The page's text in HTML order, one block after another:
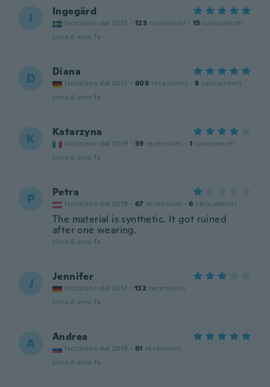
I Ingegärd
Iscrizione dal 2018 · 123 recensioni · 15 caricamenti
circa 6 anni fa
D Diana
Iscrizione dal 2015 · 609 recensioni · 8 caricamenti
circa 6 anni fa
K Katarzyna
Iscrizione dal 2019 · 39 recensioni · 1 caricamenti
circa 6 anni fa
P Petra
Iscrizione dal 2019 · 67 recensioni · 6 caricamenti
The material is synthetic. It got ruined
after one wearing.
circa 6 anni fa
J Jennifer
Iscrizione dal 2017 · 132 recensioni
circa 6 anni fa
A Andrea
Iscrizione dal 2019 · 61 recensioni
circa 6 anni fa